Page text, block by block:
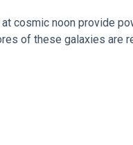
cosmic noon provide
of these galaxies are